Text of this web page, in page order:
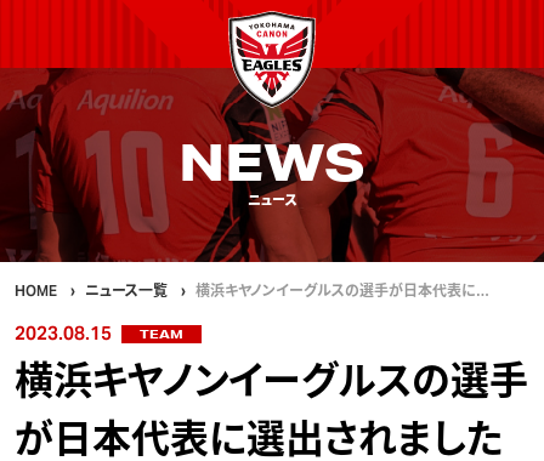
NEWS
ニュース
HOME ニュース一覧 横浜キヤノンイーグルスの選手が日本代表に…
2023.08.15 TEAM
横浜キヤノンイーグルスの選手
が日本代表に選出されました